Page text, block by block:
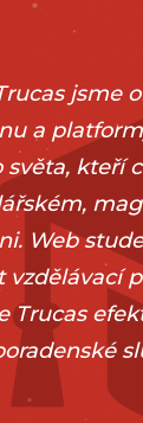
jsme
a
světa, kteří
Web
vzdělávací
Trucas